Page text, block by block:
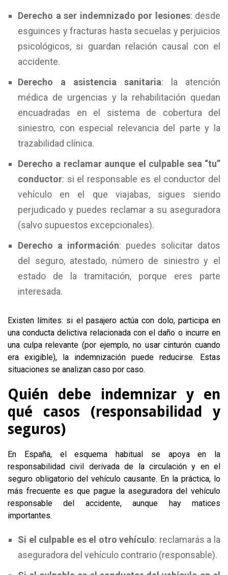
Derecho a ser indemnizado por lesiones: desde
esguinces y fracturas hasta secuelas y perjuicios
psicológicos, si guardan relación causal con el
accidente.
Derecho a asistencia sanitaria: la atención
médica de urgencias y la rehabilitación quedan
encuadradas en el sistema de cobertura del
siniestro, con especial relevancia del parte y la
trazabilidad clínica.
Derecho a reclamar aunque el culpable sea “tu”
conductor: si el responsable es el conductor del
vehículo en el que viajabas, sigues siendo
perjudicado y puedes reclamar a su aseguradora
(salvo supuestos excepcionales).
Derecho a información: puedes solicitar datos
del seguro, atestado, número de siniestro y el
estado de la tramitación, porque eres parte
interesada.
Existen límites: si el pasajero actúa con dolo, participa en
una conducta delictiva relacionada con el daño o incurre en
una culpa relevante (por ejemplo, no usar cinturón cuando
era exigible), la indemnización puede reducirse. Estas
situaciones se analizan caso por caso.
Quién debe indemnizar y en
qué casos (responsabilidad y
seguros)
En España, el esquema habitual se apoya en la
responsabilidad civil derivada de la circulación y en el
seguro obligatorio del vehículo causante. En la práctica, lo
más frecuente es que pague la aseguradora del vehículo
responsable del accidente, aunque hay matices
importantes.
Si el culpable es el otro vehículo: reclamarás a la
aseguradora del vehículo contrario (responsable).